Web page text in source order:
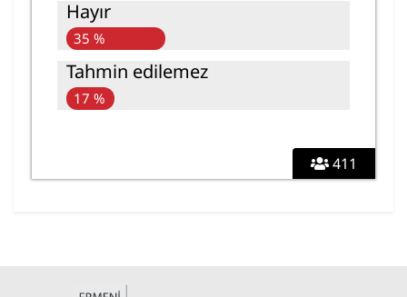
411
Hayır
35 %
Tahmin edilemez
17 %